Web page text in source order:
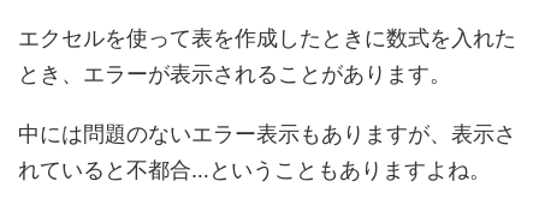
エクセルを使って表を作成したときに数式を入れた
とき、エラーが表示されることがあります。
中には問題のないエラー表示もありますが、表示さ
れていると不都合…ということもありますよね。